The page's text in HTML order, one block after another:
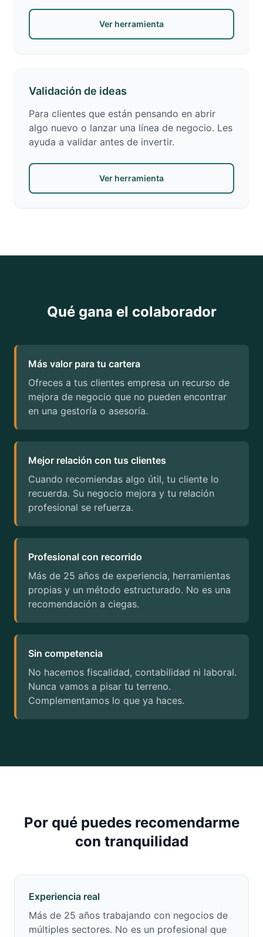
Ver herramienta
Validación de ideas
Para clientes que están pensando en abrir
algo nuevo o lanzar una línea de negocio. Les
ayuda a validar antes de invertir.
Ver herramienta
Qué gana el colaborador
Más valor para tu cartera
Ofreces a tus clientes empresa un recurso de
mejora de negocio que no pueden encontrar
en una gestoría o asesoría.
Mejor relación con tus clientes
Cuando recomiendas algo útil, tu cliente lo
recuerda. Su negocio mejora y tu relación
profesional se refuerza.
Profesional con recorrido
Más de 25 años de experiencia, herramientas
propias y un método estructurado. No es una
recomendación a ciegas.
Sin competencia
No hacemos fiscalidad, contabilidad ni laboral.
Nunca vamos a pisar tu terreno.
Complementamos lo que ya haces.
Por qué puedes recomendarme
con tranquilidad
Experiencia real
Más de 25 años trabajando con negocios de
múltiples sectores. No es un profesional que